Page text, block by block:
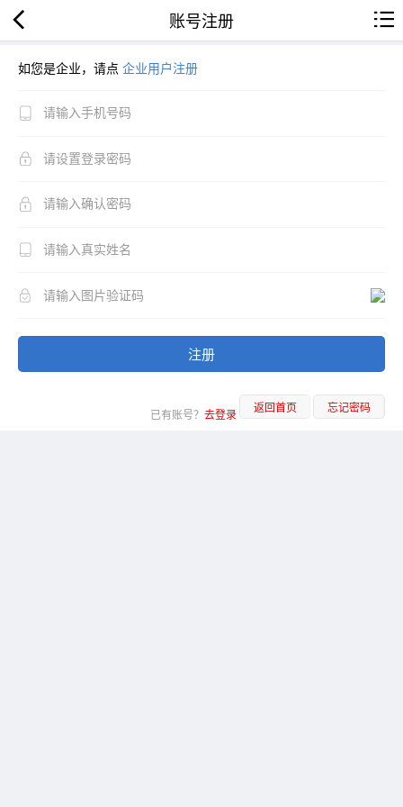
账号注册
如您是企业，请点 企业用户注册
注册
已有账号？ 去登录 返回首页 忘记密码